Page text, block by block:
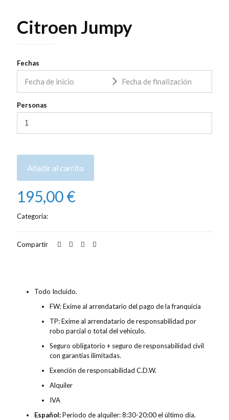
Citroen Jumpy
Fechas
Personas
Añadir al carrito
195,00€
Categoría:
Compartir
Todo Incluido.
FW: Exime al arrendatario del pago de la franquicia
TP: Exime al arrendatario de responsabilidad por
robo parcial o total del vehiculo.
Seguro obligatorio + seguro de responsabilidad civil
con garantías ilimitadas.
Exención de responsabilidad C.D.W.
Alquiler
IVA
Español:Periodo de alquiler: 8:30-20:00 el último día.